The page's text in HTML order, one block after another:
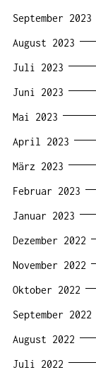
September 2023
August 2023
Juli 2023
Juni 2023
Mai 2023
April 2023
März 2023
Februar 2023
Januar 2023
Dezember 2022
November 2022
Oktober 2022
September 2022
August 2022
Juli 2022